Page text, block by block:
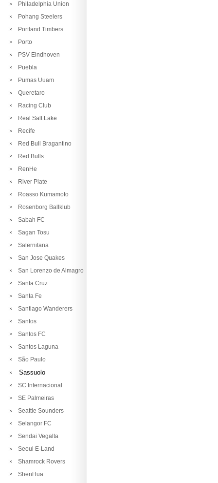
Philadelphia Union
Pohang Steelers
Portland Timbers
Porto
PSV Eindhoven
Puebla
Pumas Uuam
Queretaro
Racing Club
Real Salt Lake
Recife
Red Bull Bragantino
Red Bulls
RenHe
River Plate
Roasso Kumamoto
Rosenborg Ballklub
Sabah FC
Sagan Tosu
Salernitana
San Jose Quakes
San Lorenzo de Almagro
Santa Cruz
Santa Fe
Santiago Wanderers
Santos
Santos FC
Santos Laguna
São Paulo
Sassuolo
SC Internacional
SE Palmeiras
Seattle Sounders
Selangor FC
Sendai Vegalta
Seoul E-Land
Shamrock Rovers
ShenHua